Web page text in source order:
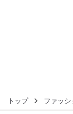
トップ ファッ